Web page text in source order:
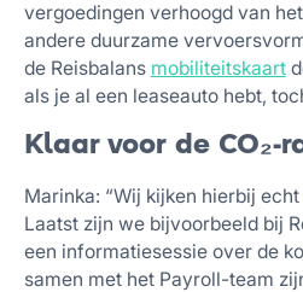
vergoedingen verhoogd van
andere duurzame
de Reisbalans mobiliteitskaart
als je al een leaseauto hebt,
Klaar voor de CO₂-
Marinka: “Wij kijken hierbij
Laatst zijn we bijvoorbeeld bij
een informatiesessie over de
samen met het Payroll-team